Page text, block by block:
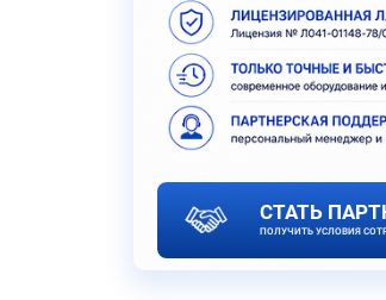
СТАТЬ
ПОЛУЧИТЬ УСЛОВИЯ